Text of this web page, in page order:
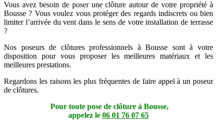
Vous avez besoin de poser une clôture autour de votre propriété à
Bousse ? Vous voulez vous protéger des regards indiscrets ou bien
limiter l’arrivée du vent dans le sens de votre installation de terrasse
?
Nos poseurs de clôtures professionnels à Bousse sont à votre
disposition pour vous proposer les meilleures matériaux et les
meilleures prestations.
Regardons les raisons les plus fréquentes de faire appel à un poseur
de clôtures.
Pour toute pose de clôture à Bousse,
appelez le 06 01 76 07 65